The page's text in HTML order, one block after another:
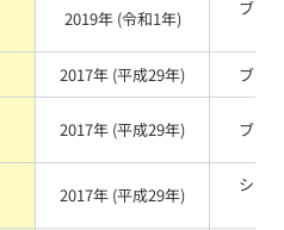
2019年 (令和1年)
ブラ
2017年 (平成29年) ブルー
2017年 (平成29年) ブルー
2017年 (平成29年)
シル